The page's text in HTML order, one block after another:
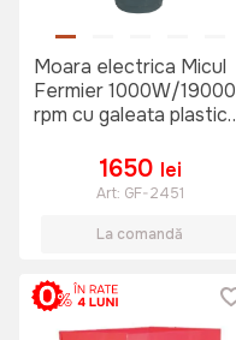
Moara electrica Micul
Fermier 1000W/19000
rpm cu galeata plastic
1650 lei
Art: GF-2451
La comandă